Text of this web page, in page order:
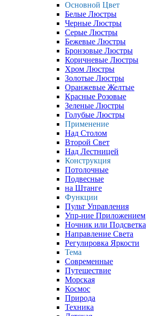
Основной Цвет
Белые Люстры
Черные Люстры
Серые Люстры
Бежевые Люстры
Бронзовые Люстры
Коричневые Люстры
Хром Люстры
Золотые Люстры
Оранжевые Желтые
Красные Розовые
Зеленые Люстры
Голубые Люстры
Применение
Над Столом
Второй Свет
Над Лестницей
Конструкция
Потолочные
Подвесные
на Штанге
Функции
Пульт Управления
Упр-ние Приложением
Ночник или Подсветка
Направление Света
Регулировка Яркости
Тема
Современные
Путешествие
Морская
Космос
Природа
Техника